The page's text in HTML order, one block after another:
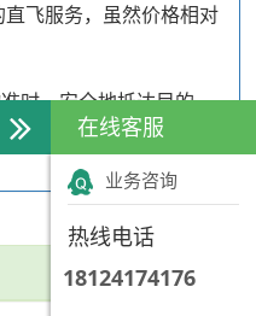
飞服务，虽然价格相对
时、安全地抵达目的
在线客服
业务咨询
热线电话
18124174176